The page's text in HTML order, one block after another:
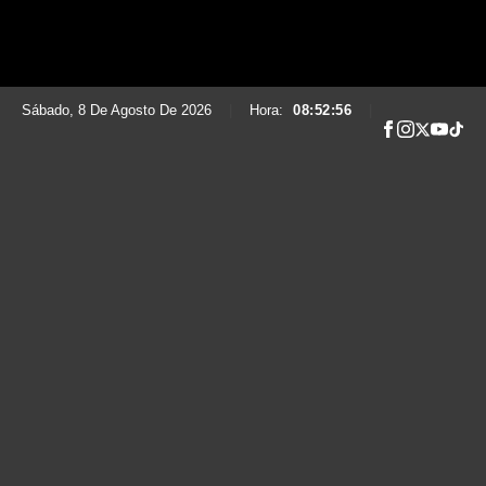
Sábado, 8 De Agosto De 2026 Hora: 08:52:57